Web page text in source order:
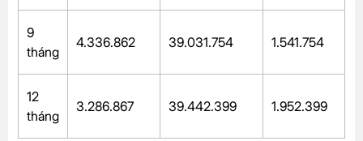
9
tháng
4.336.862 39.031.754 1.541.754
12
tháng
3.286.867 39.442.399 1.952.399